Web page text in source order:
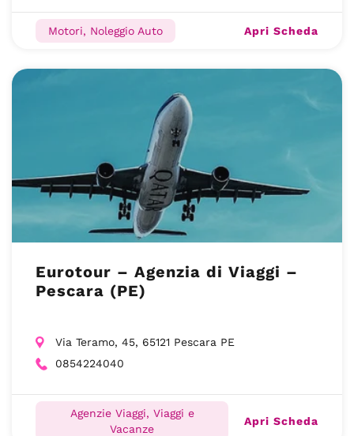
Motori, Noleggio Auto Apri Scheda
Eurotour – Agenzia di Viaggi –
Pescara (PE)
Via Teramo, 45, 65121 Pescara PE
0854224040
Agenzie Viaggi, Viaggi e
Vacanze
Apri Scheda